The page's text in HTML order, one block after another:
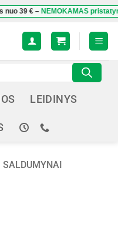
€–NEMOKAMAS pristatymas
LEIDINYS
SALDUMYNAI